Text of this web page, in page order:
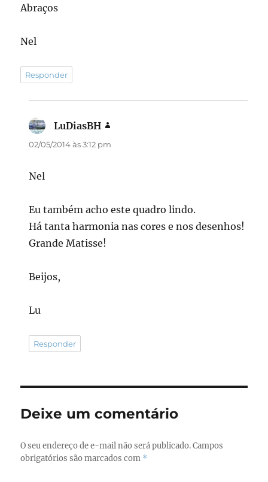
Abraços
Nel
Responder
LuDiasBH
02/05/2014 às 3:12 pm
Nel
Eu também acho este quadro lindo.
Há tanta harmonia nas cores e nos desenhos!
Grande Matisse!
Beijos,
Lu
Responder
Deixe um comentário
O seu endereço de e-mail não será publicado. Campos
obrigatórios são marcados com *